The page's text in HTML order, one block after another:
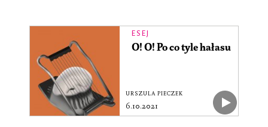
ESEJ
O! O! Po co tyle hałasu
URSZULA PIECZEK
6.10.2021